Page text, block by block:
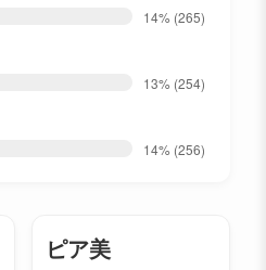
14% (265)
13% (254)
14% (256)
ピア美